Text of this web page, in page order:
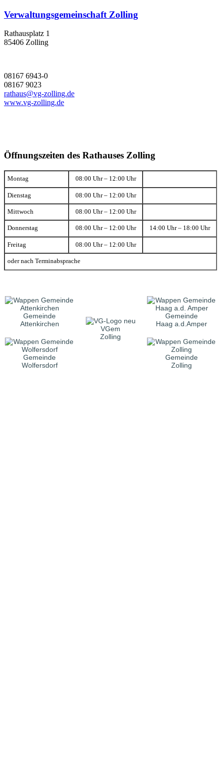
Verwaltungsgemeinschaft Zolling
Rathausplatz 1
85406 Zolling
08167 6943-0
08167 9023
rathaus@vg-zolling.de
www.vg-zolling.de
Öffnungszeiten des Rathauses Zolling
Montag 08:00 Uhr – 12:00 Uhr
Dienstag 08:00 Uhr – 12:00 Uhr
Mittwoch 08:00 Uhr – 12:00 Uhr
Donnerstag 08:00 Uhr – 12:00 Uhr 14:00 Uhr – 18:00 Uhr
Freitag 08:00 Uhr – 12:00 Uhr
oder nach Terminabsprache
Gemeinde
Attenkirchen
VGem
Zolling
Gemeinde
Haag a.d.Amper
Gemeinde
Wolfersdorf
Gemeinde
Zolling